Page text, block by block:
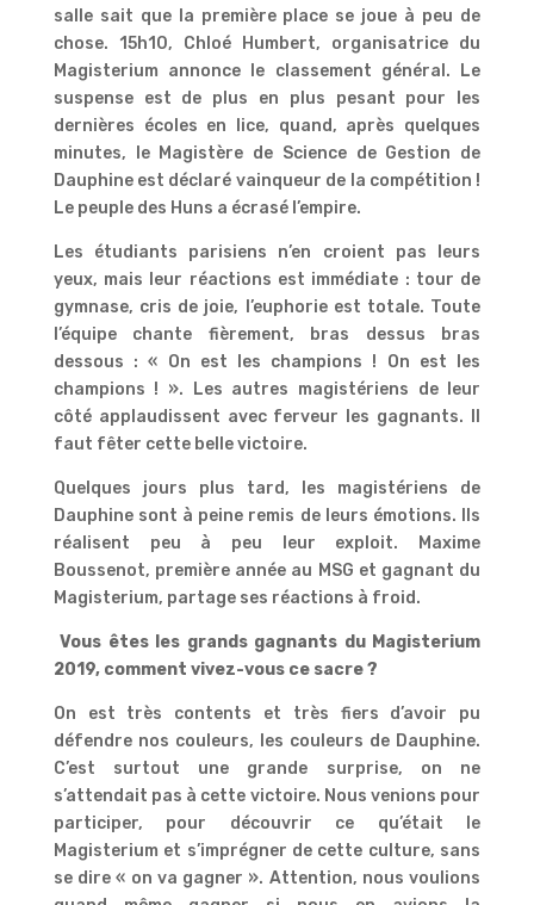
salle sait que la première place se joue à peu de
chose. 15h10, Chloé Humbert, organisatrice du
Magisterium annonce le classement général. Le
suspense est de plus en plus pesant pour les
dernières écoles en lice, quand, après quelques
minutes, le Magistère de Science de Gestion de
Dauphine est déclaré vainqueur de la compétition !
Le peuple des Huns a écrasé l’empire.
Les étudiants parisiens n’en croient pas leurs
yeux, mais leur réactions est immédiate : tour de
gymnase, cris de joie, l’euphorie est totale. Toute
l’équipe chante fièrement, bras dessus bras
dessous : « On est les champions ! On est les
champions ! ». Les autres magistériens de leur
côté applaudissent avec ferveur les gagnants. Il
faut fêter cette belle victoire.
Quelques jours plus tard, les magistériens de
Dauphine sont à peine remis de leurs émotions. Ils
réalisent peu à peu leur exploit. Maxime
Boussenot, première année au MSG et gagnant du
Magisterium, partage ses réactions à froid.
Vous êtes les grands gagnants du Magisterium
2019, comment vivez-vous ce sacre ?
On est très contents et très fiers d’avoir pu
défendre nos couleurs, les couleurs de Dauphine.
C’est surtout une grande surprise, on ne
s’attendait pas à cette victoire. Nous venions pour
participer, pour découvrir ce qu’était le
Magisterium et s’imprégner de cette culture, sans
se dire « on va gagner ». Attention, nous voulions